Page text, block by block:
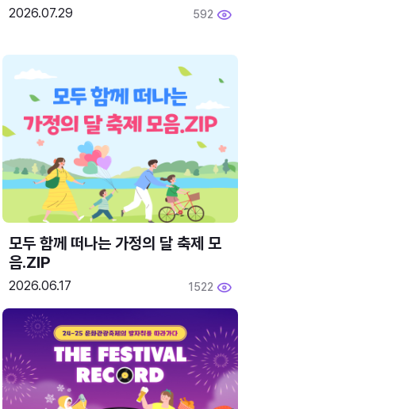
2026.07.29 592
모두 함께 떠나는 가정의 달 축제 모
음.ZIP
2026.06.17 1522